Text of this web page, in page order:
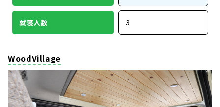
就寝人数 3
WoodVillage